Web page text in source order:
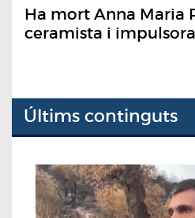
Ha mort Anna Maria
ceramista i
Últims continguts